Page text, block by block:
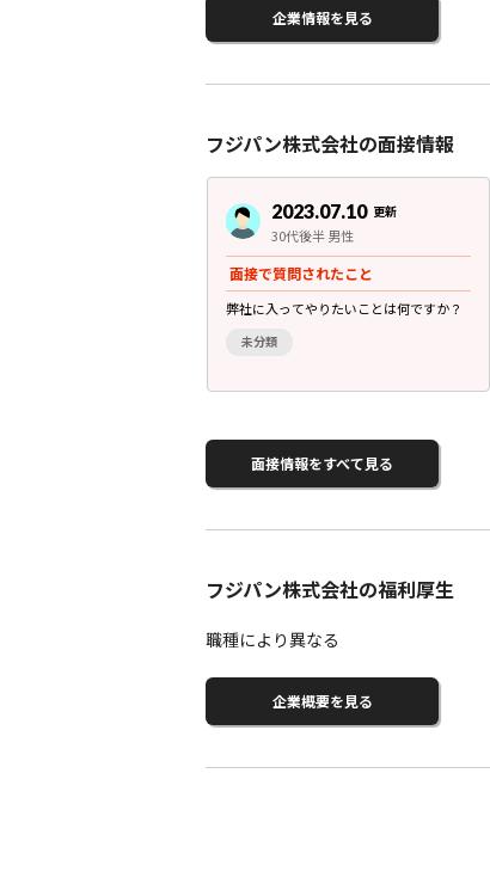
企業情報を見る
フジパン株式会社の面接情報
2023.07.10 更新
30代後半 男性
面接で質問されたこと
弊社に入ってやりたいことは何ですか？
未分類
面接情報をすべて見る
フジパン株式会社の福利厚生
職種により異なる
企業概要を見る